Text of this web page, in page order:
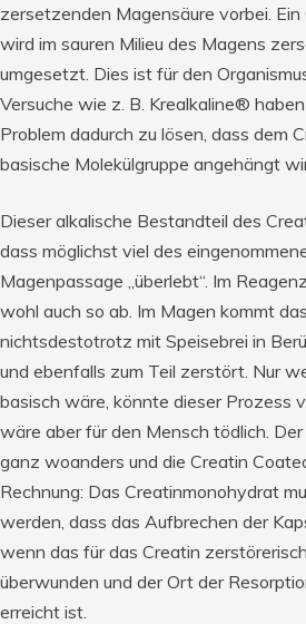
zersetzenden Magensäure vorbei.
wird im sauren Milieu des Magens
umgesetzt. Dies ist für den
Versuche wie z. B. Krealkaline®
Problem dadurch zu lösen, dass dem
basische Molekülgruppe angehängt
Dieser alkalische Bestandteil des
dass möglichst viel des
Magenpassage „überlebt“. Im
wohl auch so ab. Im Magen kommt
nichtsdestotrotz mit Speisebrei in
und ebenfalls zum Teil zerstört. Nur
basisch wäre, könnte dieser Prozess
wäre aber für den Mensch tödlich.
ganz woanders und die Creatin
Rechnung: Das Creatinmonohydrat
werden, dass das Aufbrechen der
wenn das für das Creatin
überwunden und der Ort der
erreicht ist.